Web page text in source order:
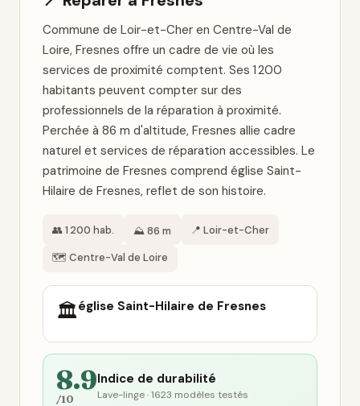
Commune de Loir-et-Cher en Centre-Val de
Loire, Fresnes offre un cadre de vie où les
services de proximité comptent. Ses 1 200
habitants peuvent compter sur des
professionnels de la réparation à proximité.
Perchée à 86 m d'altitude, Fresnes allie cadre
naturel et services de réparation accessibles. Le
patrimoine de Fresnes comprend église Saint-
Hilaire de Fresnes, reflet de son histoire.
👥 1 200 hab. ⛰️ 86 m 📍 Loir-et-Cher
🗺️ Centre-Val de Loire
🏛️église Saint-Hilaire de Fresnes
8.9
/10
Indice de durabilité
Lave-linge · 1623 modèles testés